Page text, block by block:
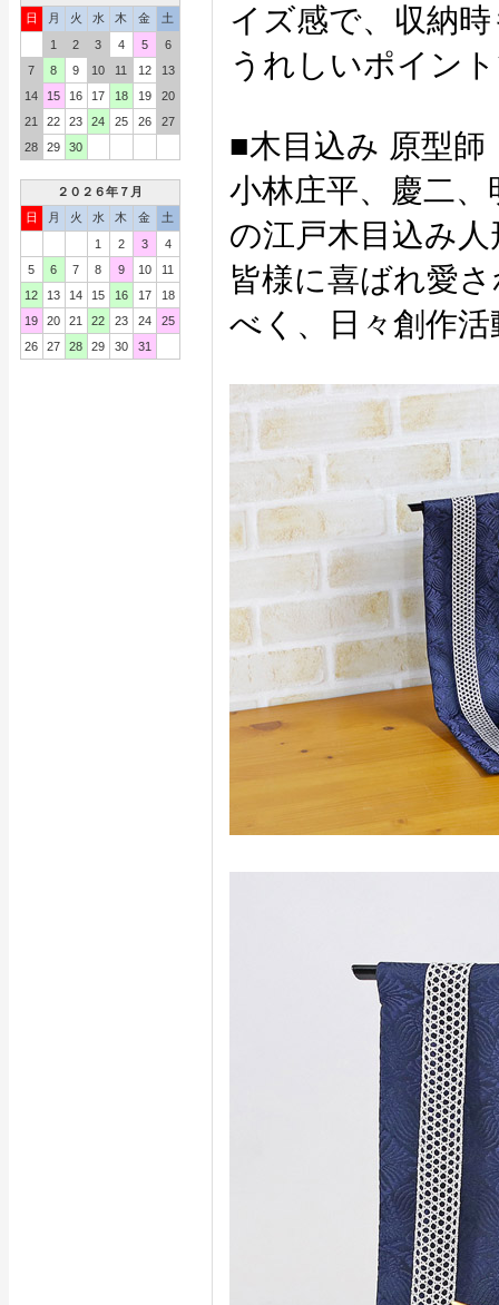
日
月 火 水 木 金
土
1
2 3 4 5
6
7
8 9 10 11 12
13
14
15 16 17 18 19
20
21
22 23 24 25 26
27
28
29 30
２０２６年７月
日
月 火 水 木 金
土
1
2 3
4
5
6 7 8 9 10
11
12
13 14 15 16 17
18
19
20 21 22 23 24
25
26
27 28 29 30 31
イズ感で、収納
うれしいポイン
■木目込み 原型
小林庄平、慶二
の江戸木目込み
皆様に喜ばれ愛
べく、日々創作